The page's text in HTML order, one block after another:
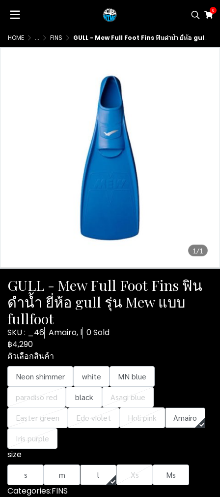
0
HOME ... FINS GULL - Mew Full Foot Fins ฟินดำน้ำ ยี่ห้อ gull รุ่น Mew แบบ fullfoot
1/1
GULL - Mew Full Foot Fins ฟิน
ดำน้ำ ยี่ห้อ gull รุ่น Mew แบบ
fullfoot
SKU : _46 Amairo, l 0 Sold
฿4,290
ตัวเลือกสินค้า
Neon shimmer white
MN blue
paradiso red
black
Asagi blue
Easter green
Edo violet Holi pink
Amairo
Iris purple
size
s m l Xs Ms
Categories:FINS